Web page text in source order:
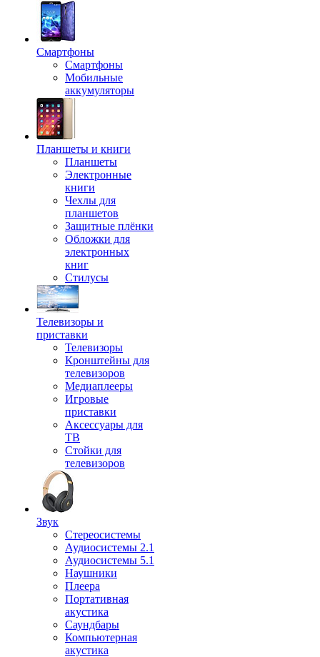
Смартфоны
Смартфоны
Мобильные
аккумуляторы
Планшеты и книги
Планшеты
Электронные
книги
Чехлы для
планшетов
Защитные плёнки
Обложки для
электронных
книг
Стилусы
Телевизоры и
приставки
Телевизоры
Кронштейны для
телевизоров
Медиаплееры
Игровые
приставки
Аксессуары для
ТВ
Стойки для
телевизоров
Звук
Стереосистемы
Аудиосистемы 2.1
Аудиосистемы 5.1
Наушники
Плеера
Портативная
акустика
Саундбары
Компьютерная
акустика